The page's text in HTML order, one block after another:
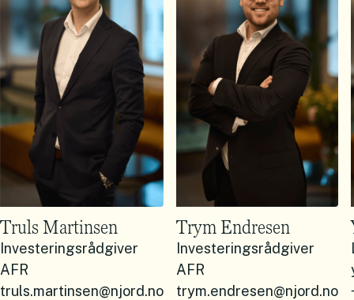
Truls Martinsen
Investeringsrådgiver
AFR
truls.martinsen@njord.no
Trym Endresen
Investeringsrådgiver
AFR
trym.endresen@njord.no